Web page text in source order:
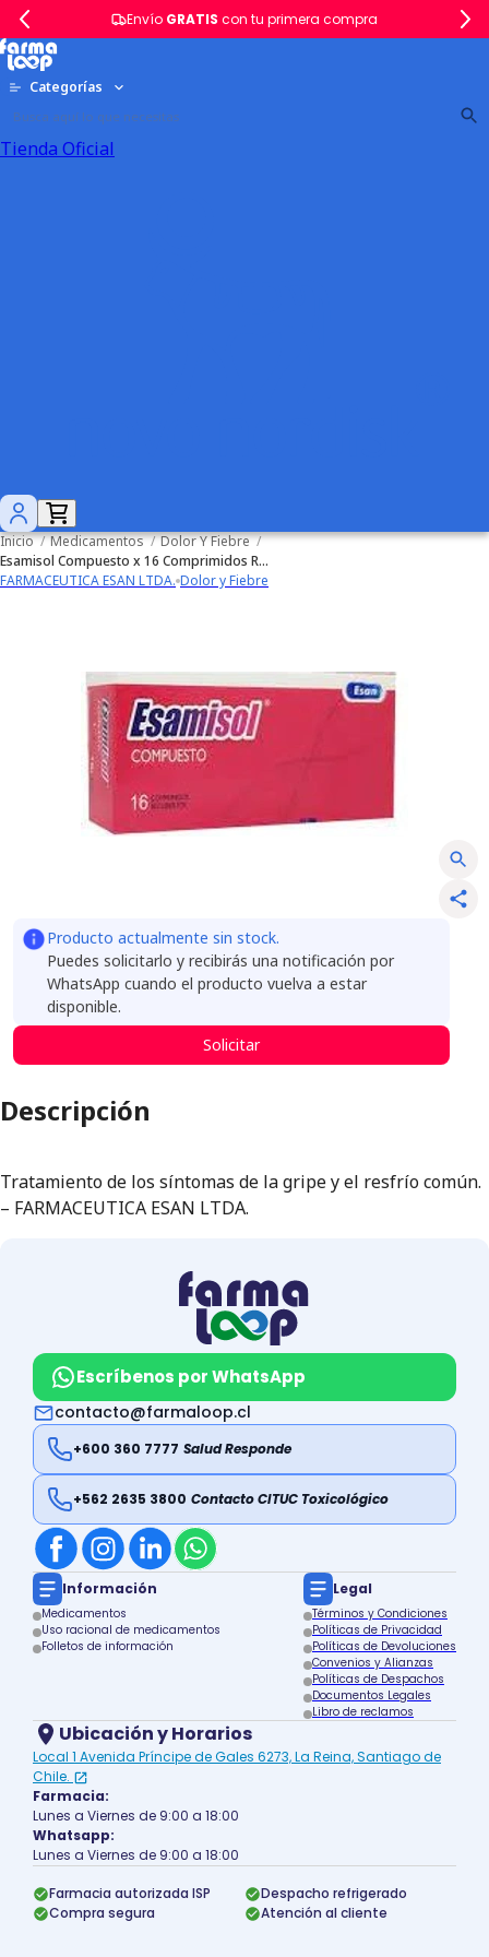
Envío GRATIS con tu primera compra
Categorías
Tienda Oficial
Inicio / Medicamentos / Dolor Y Fiebre /
Esamisol Compuesto x 16 Comprimidos Recubiertos
FARMACEUTICA ESAN LTDA. Dolor y Fiebre
Producto actualmente sin stock.
Puedes solicitarlo y recibirás una notificación por
WhatsApp cuando el producto vuelva a estar
disponible.
Solicitar
Descripción
Tratamiento de los síntomas de la gripe y el resfrío común.
– FARMACEUTICA ESAN LTDA.
Escríbenos por WhatsApp
contacto@farmaloop.cl
+600 360 7777 Salud Responde
+562 2635 3800 Contacto CITUC Toxicológico
Información
Medicamentos
Uso racional de medicamentos
Folletos de información
Legal
Términos y Condiciones
Políticas de Privacidad
Políticas de Devoluciones
Convenios y Alianzas
Políticas de Despachos
Documentos Legales
Libro de reclamos
Ubicación y Horarios
Local 1 Avenida Príncipe de Gales 6273, La Reina, Santiago de
Chile.
Farmacia:
Lunes a Viernes de 9:00 a 18:00
Whatsapp:
Lunes a Viernes de 9:00 a 18:00
Farmacia autorizada ISP
Despacho refrigerado
Compra segura
Atención al cliente